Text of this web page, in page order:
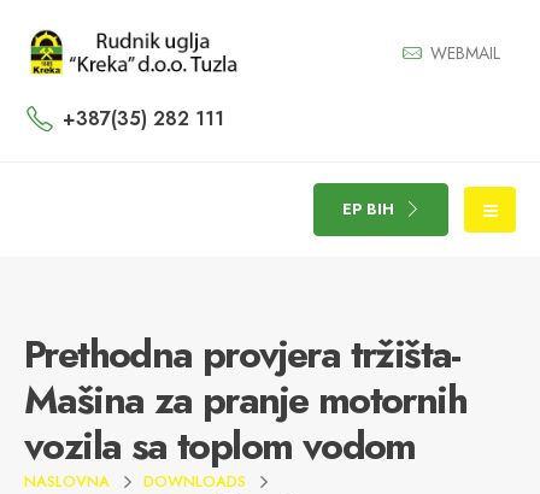
WEBMAIL
+387(35) 282 111
EP BIH
Prethodna provjera tržišta-
Mašina za pranje motornih
vozila sa toplom vodom
NASLOVNA
DOWNLOADS